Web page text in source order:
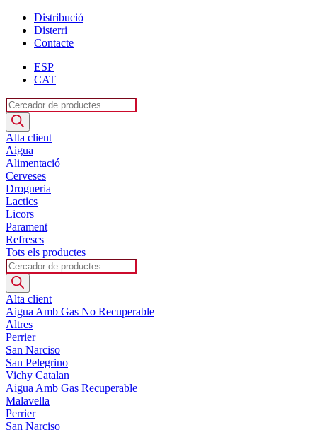
Distribució
Disterri
Contacte
ESP
CAT
Products
search
Alta client
Aigua
Alimentació
Cerveses
Drogueria
Lactics
Licors
Parament
Refrescs
Tots els productes
Products
search
Alta client
Aigua Amb Gas No Recuperable
Altres
Perrier
San Narciso
San Pelegrino
Vichy Catalan
Aigua Amb Gas Recuperable
Malavella
Perrier
San Narciso